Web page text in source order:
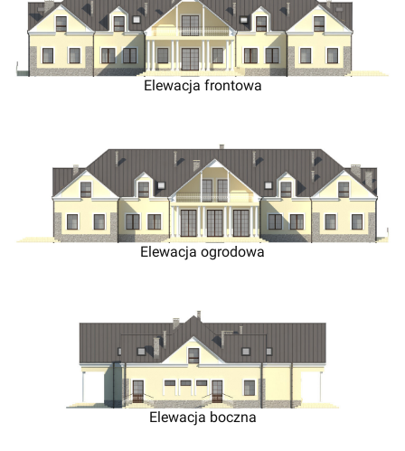
Elewacja frontowa
Elewacja ogrodowa
Elewacja boczna